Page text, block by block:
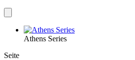
Athens Series
Seite